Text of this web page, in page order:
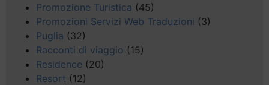
Promozione Turistica (45)
Promozioni Servizi Web Traduzioni (3)
Puglia (32)
Racconti di viaggio (15)
Residence (20)
Resort (12)